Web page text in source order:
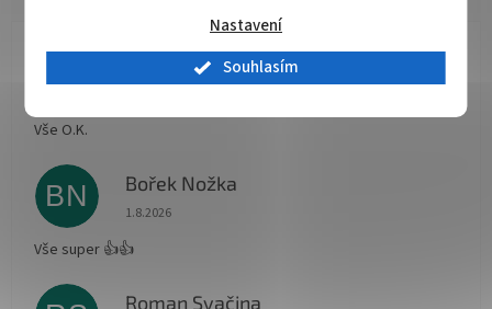
Nastavení
Souhlasím
RH Radomír Hurník
Hodnocení obchodu je 5 z 5 hvězdiček.
Vše O.K.
BN Bořek Nožka
Hodnocení obchodu je 5 z 5 hvězdiček.
1.8.2026
Vše super 👍👍
Roman Svačina